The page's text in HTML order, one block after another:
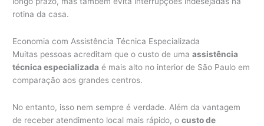
rotina da casa.
Economia com Assistência Técnica Especializada
Muitas pessoas acreditam que o custo de umaassistência
técnica especializada é mais alto no interior de São Paulo em
comparação aos grandes centros.
No entanto, isso nem sempre é verdade. Além da vantagem
de receber atendimento local mais rápido, ocusto de